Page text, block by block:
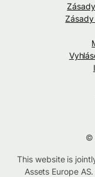
©
This website is
Assets Europe